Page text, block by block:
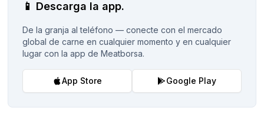
📱 Descarga la app.
De la granja al teléfono — conecte con el mercado
global de carne en cualquier momento y en cualquier
lugar con la app de Meatborsa.
App Store Google Play